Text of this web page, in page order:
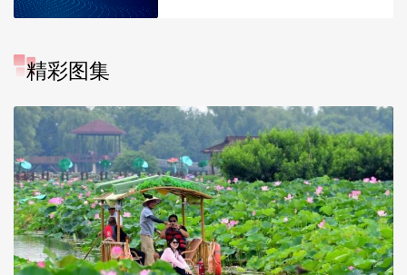
精彩图集